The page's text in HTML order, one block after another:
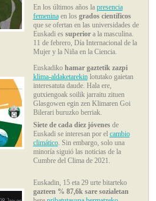
En los últimos años la presencia
femeninaen los grados científicos
que se ofertan en las universidades de
Euskadi es superiora la masculina.
11 de febrero, Día Internacional de la
Mujer y la Niña en la Ciencia.
Euskadiko hamar gaztetik zazpi
klima-aldaketarekinlotutako gaietan
interesatuta daude. Hala ere,
gutxiengoak soilik jarraitu zituen
Glasgowen egin zen Klimaren Goi
Bilerari buruzko berriak.
Siete de cada diez jóvenesde
Euskadi se interesan por el cambio
climático. Sin embargo, solo una
minoría siguió las noticias de la
Cumbre del Clima de 2021.
Euskadin, 15 eta 29 urte bitarteko
gazteen % 87,6k sare sozialetan